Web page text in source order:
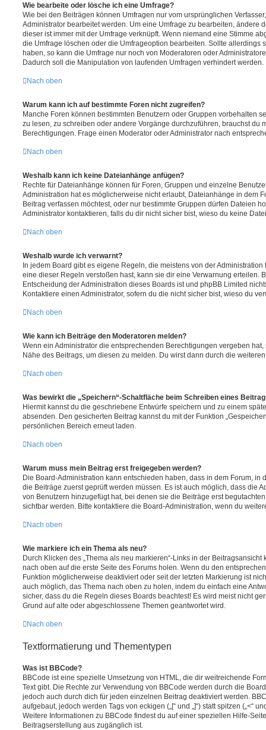
Wie bearbeite oder lösche ich eine Umfrage?
Wie bei den Beiträgen können Umfragen nur vom ursprünglichen
Administrator bearbeitet werden. Um eine Umfrage zu bearbeiten, ändere
dieser ist immer mit der Umfrage verknüpft. Wenn niemand eine Stimme
die Umfrage löschen oder die Umfrageoption bearbeiten. Sollte allerdings
haben, so kann die Umfrage nur noch von Moderatoren oder
Dadurch soll die Manipulation von laufenden Umfragen verhindert werden.
Nach oben
Warum kann ich auf bestimmte Foren nicht zugreifen?
Manche Foren können bestimmten Benutzern oder Gruppen vorbehalten
zu lesen, zu schreiben oder andere Vorgänge durchzuführen, brauchst du
Berechtigungen. Frage einen Moderator oder Administrator nach
Nach oben
Weshalb kann ich keine Dateianhänge anfügen?
Rechte für Dateianhänge können für Foren, Gruppen und einzelne
Administration hat es möglicherweise nicht erlaubt, Dateianhänge in dem
Beitrag verfassen möchtest, oder nur bestimmte Gruppen dürfen Dateien
Administrator kontaktieren, falls du dir nicht sicher bist, wieso du keine
Nach oben
Weshalb wurde ich verwarnt?
In jedem Board gibt es eigene Regeln, die meistens von der
eine dieser Regeln verstoßen hast, kann sie dir eine Verwarnung erteilen.
Entscheidung der Administration dieses Boards ist und phpBB Limited
Kontaktiere einen Administrator, sofern du die nicht sicher bist, wieso du
Nach oben
Wie kann ich Beiträge den Moderatoren melden?
Wenn ein Administrator die entsprechenden Berechtigungen vergeben
Nähe des Beitrags, um diesen zu melden. Du wirst dann durch die
Nach oben
Was bewirkt die „Speichern“-Schaltfläche beim Schreiben eines
Hiermit kannst du die geschriebene Entwürfe speichern und zu einem
absenden. Den gesicherten Beitrag kannst du mit der Funktion
persönlichen Bereich erneut laden.
Nach oben
Warum muss mein Beitrag erst freigegeben werden?
Die Board-Administration kann entschieden haben, dass in dem Forum, in
die Beiträge zuerst geprüft werden müssen. Es ist auch möglich, dass die
von Benutzern hinzugefügt hat, bei denen sie die Beiträge erst
sichtbar werden. Bitte kontaktiere die Board-Administration, wenn du
Nach oben
Wie markiere ich ein Thema als neu?
Durch Klicken des „Thema als neu markieren“-Links in der
nach oben auf die erste Seite des Forums holen. Wenn du den
Funktion möglicherweise deaktiviert oder seit der letzten Markierung ist
auch möglich, das Thema nach oben zu holen, indem du einfach eine
sicher, dass du die Regeln dieses Boards beachtest! Es wird meist nicht
Grund auf alte oder abgeschlossene Themen geantwortet wird.
Nach oben
Textformatierung und Thementypen
Was ist BBCode?
BBCode ist eine spezielle Umsetzung von HTML, die dir weitreichende
Text gibt. Die Rechte zur Verwendung von BBCode werden durch die
jedoch auch durch dich für jeden einzelnen Beitrag deaktiviert werden.
aufgebaut, jedoch werden Tags von eckigen („[“ und „]“) statt spitzen („<“
Weitere Informationen zu BBCode findest du auf einer speziellen Hilfe-
Beitragserstellung aus zugänglich ist.